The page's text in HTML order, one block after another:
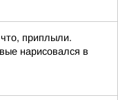
приплыли.
нарисовался в